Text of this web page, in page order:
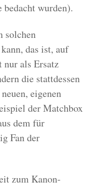
wurden).
solchen
das ist, auf
als Ersatz
die stattdessen
eigenen
der Matchbox
dem für
Fan der
zum Kanon-